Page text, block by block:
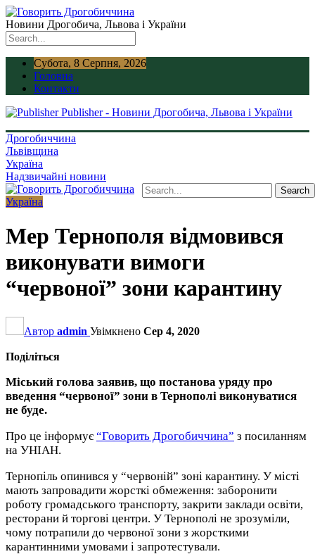
Новини Дрогобича, Львова і України
Субота, 8 Серпня, 2026
Головна
Контакти
Publisher - Новини Дрогобича, Львова і України
Дрогобиччина
Львівщина
Україна
Надзвичайні новини
Україна
Мер Тернополя відмовився
виконувати вимоги
“червоної” зони карантину
Автор admin Увімкнено Сер 4, 2020
Поділіться
Міський голова заявив, що постанова уряду про
введення “червоної” зони в Тернополі виконуватися
не буде.
Про це інформує “Говорить Дрогобиччина” з посиланням
на УНІАН.
Тернопіль опинився у “червоній” зоні карантину. У місті
мають запровадити жорсткі обмеження: заборонити
роботу громадського транспорту, закрити заклади освіти,
ресторани й торгові центри. У Тернополі не зрозуміли,
чому потрапили до червоної зони з жорсткими
карантинними умовами і запротестували.